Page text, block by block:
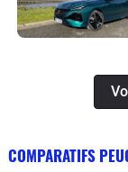
COMPARATIFS